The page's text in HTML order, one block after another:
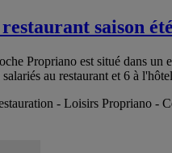
saison
Propriano est situé dans
au restaurant et 6 à
- Loisirs Propriano -